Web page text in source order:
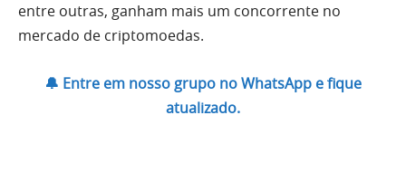
entre outras, ganham mais um concorrente no
mercado de criptomoedas.
🔔 Entre em nosso grupo no WhatsApp e fique
atualizado.